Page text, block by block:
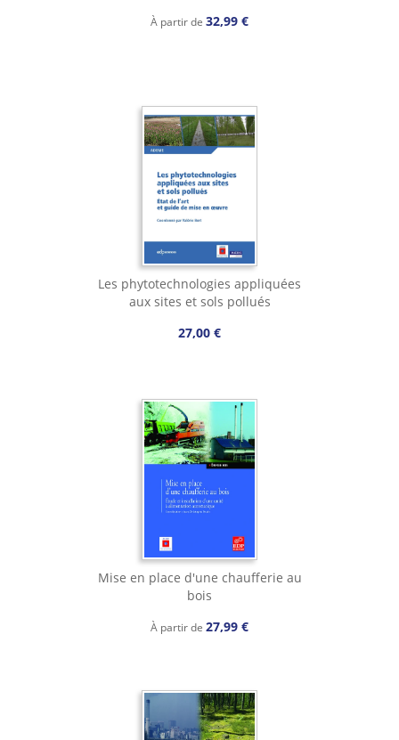
À partir de 32,99 €
Les phytotechnologies appliquées
aux sites et sols pollués
27,00 €
Mise en place d'une chaufferie au
bois
À partir de 27,99 €